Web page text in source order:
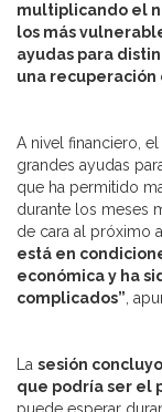
multiplicando el
los más
ayudas para
una recuperación
A nivel financiero,
grandes ayudas
que ha permitido
durante los meses
de cara al próximo
está en
económica y ha
complicados” ,
La sesión
que podría ser el